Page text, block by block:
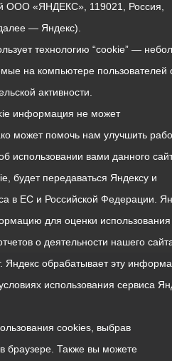
ООО «ЯНДЕКС», 119021, Россия,
— Яндекс).
технологию “cookie” —
на компьютере пользователей
активности.
информация не может
может помочь нам улучшить
использовании вами данного
будет передаваться Яндексу и
в ЕС и Российской Федерации.
для оценки
о деятельности нашего
Яндекс обрабатывает эту
использования сервиса
cookies, выбрав
браузере. Также вы можете